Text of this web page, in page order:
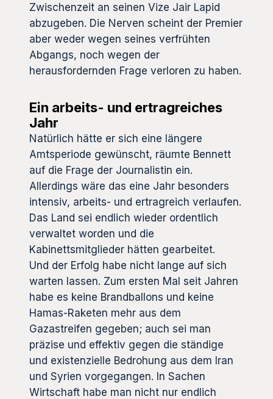
Zwischenzeit an seinen Vize Jair Lapid
abzugeben. Die Nerven scheint der Premier
aber weder wegen seines verfrühten
Abgangs, noch wegen der
herausfordernden Frage verloren zu haben.
Ein arbeits- und ertragreiches
Jahr
Natürlich hätte er sich eine längere
Amtsperiode gewünscht, räumte Bennett
auf die Frage der Journalistin ein.
Allerdings wäre das eine Jahr besonders
intensiv, arbeits- und ertragreich verlaufen.
Das Land sei endlich wieder ordentlich
verwaltet worden und die
Kabinettsmitglieder hätten gearbeitet.
Und der Erfolg habe nicht lange auf sich
warten lassen. Zum ersten Mal seit Jahren
habe es keine Brandballons und keine
Hamas-Raketen mehr aus dem
Gazastreifen gegeben; auch sei man
präzise und effektiv gegen die ständige
und existenzielle Bedrohung aus dem Iran
und Syrien vorgegangen. In Sachen
Wirtschaft habe man nicht nur endlich